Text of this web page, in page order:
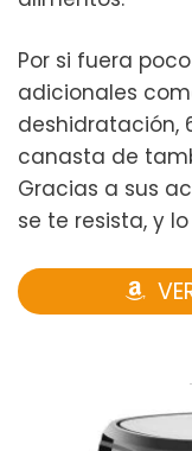
Por si fuera
adicionales
deshidratación,
canasta de
Gracias a sus
se te resista, y